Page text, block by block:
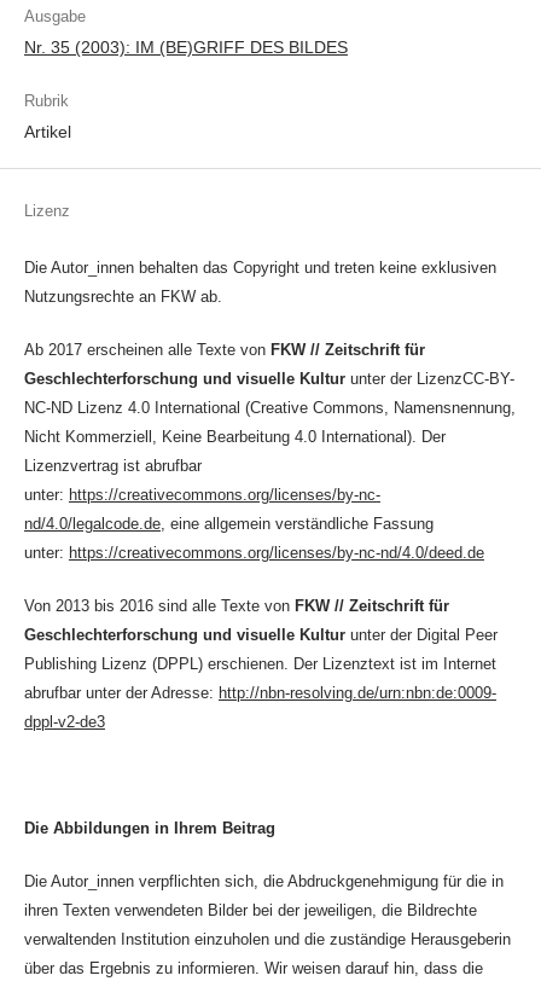
Ausgabe
Nr. 35 (2003): IM (BE)GRIFF DES BILDES
Rubrik
Artikel
Lizenz
Die Autor_innen behalten das Copyright und treten keine exklusiven
Nutzungsrechte an FKW ab.
Ab 2017 erscheinen alle Texte von FKW // Zeitschrift für
Geschlechterforschung und visuelle Kulturunter der LizenzCC-BY-
NC-ND Lizenz 4.0 International (Creative Commons, Namensnennung,
Nicht Kommerziell, Keine Bearbeitung 4.0 International). Der
Lizenzvertrag ist abrufbar
unter: https://creativecommons.org/licenses/by-nc-
nd/4.0/legalcode.de, eine allgemein verständliche Fassung
unter: https://creativecommons.org/licenses/by-nc-nd/4.0/deed.de
Von 2013 bis 2016 sind alle Texte von FKW // Zeitschrift für
Geschlechterforschung und visuelle Kulturunter der Digital Peer
Publishing Lizenz (DPPL) erschienen. Der Lizenztext ist im Internet
abrufbar unter der Adresse: http://nbn-resolving.de/urn:nbn:de:0009-
dppl-v2-de3
Die Abbildungen in Ihrem Beitrag
Die Autor_innen verpflichten sich, die Abdruckgenehmigung für die in
ihren Texten verwendeten Bilder bei der jeweiligen, die Bildrechte
verwaltenden Institution einzuholen und die zuständige Herausgeberin
über das Ergebnis zu informieren. Wir weisen darauf hin, dass die